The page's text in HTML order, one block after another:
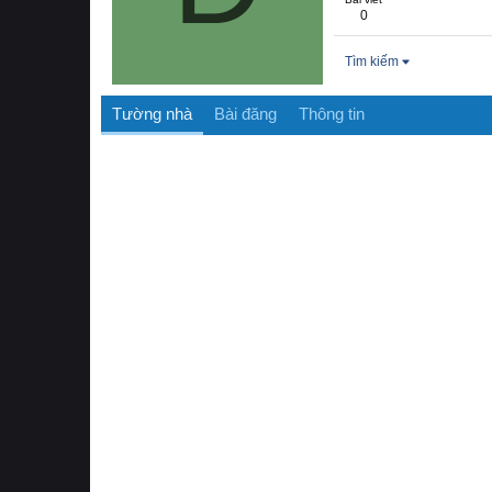
0
Tìm kiếm
Tường nhà Bài đăng Thông tin